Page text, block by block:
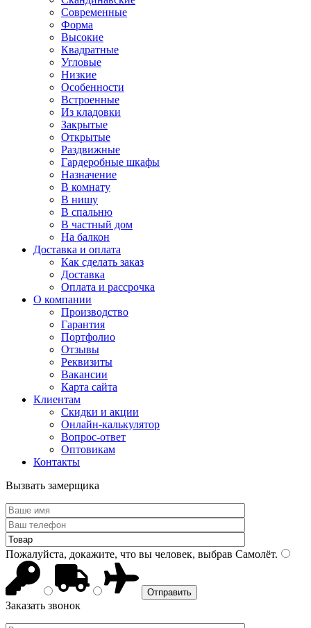
Современные
Форма
Высокие
Квадратные
Угловые
Низкие
Особенности
Встроенные
Из кладовки
Закрытые
Открытые
Раздвижные
Гардеробные шкафы
Назначение
В комнату
В нишу
В спальню
В частный дом
На балкон
Доставка и оплата
Как сделать заказ
Доставка
Оплата и рассрочка
О компании
Производство
Гарантия
Портфолио
Отзывы
Реквизиты
Вакансии
Карта сайта
Клиентам
Скидки и акции
Онлайн-калькулятор
Вопрос-ответ
Оптовикам
Контакты
Вызвать замерщика
Пожалуйста, докажите, что вы человек, выбрав Самолёт.
Заказать звонок